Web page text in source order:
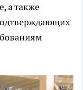
а также